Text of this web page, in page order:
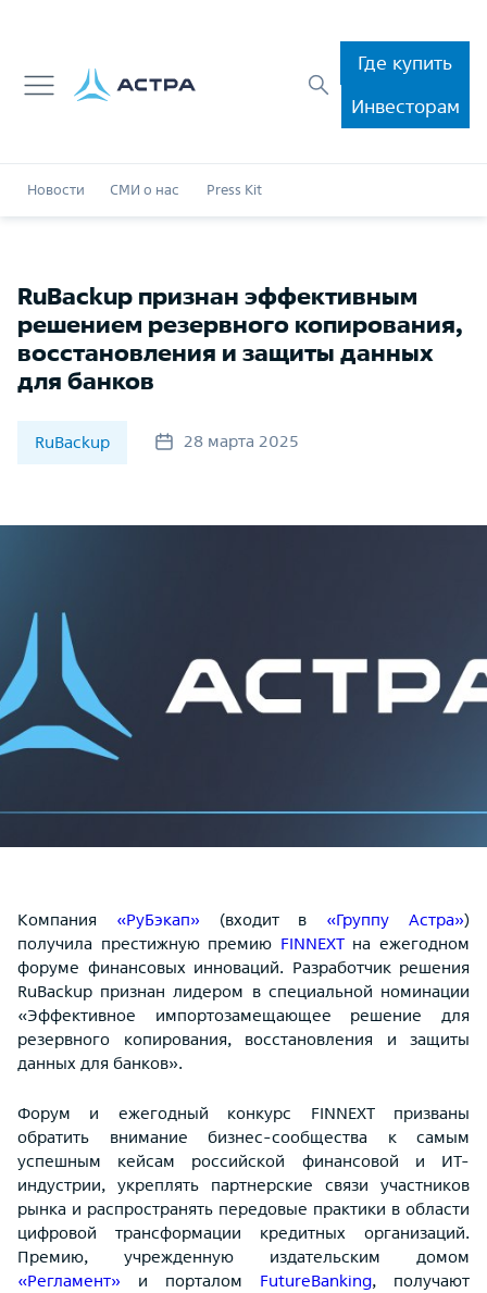
Где купить
Инвесторам
Новости СМИ о нас Press Kit
RuBackup признан эффективным
решением резервного копирования,
восстановления и защиты данных
для банков
RuBackup 28 марта 2025
Компания «РуБэкап» (входит в «Группу Астра»)
получила престижную премию FINNEXTна ежегодном
форуме финансовых инноваций. Разработчик решения
RuBackup признан лидером в специальной номинации
«Эффективное импортозамещающее решение для
резервного копирования, восстановления и защиты
данных для банков».
Форум и ежегодный конкурс FINNEXT призваны
обратить внимание бизнес-сообщества к самым
успешным кейсам российской финансовой и ИТ-
индустрии, укреплять партнерские связи участников
рынка и распространять передовые практики в области
цифровой трансформации кредитных организаций.
Премию, учрежденную издательским домом
«Регламент» и порталом FutureBanking, получают